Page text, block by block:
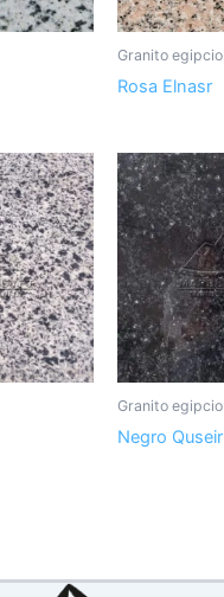
Granito egipcio
Rosa Elnasr
Granito egipcio
Negro Quseir